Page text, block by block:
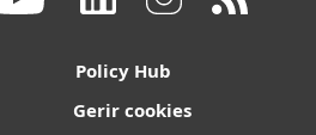
Policy Hub
Gerir cookies